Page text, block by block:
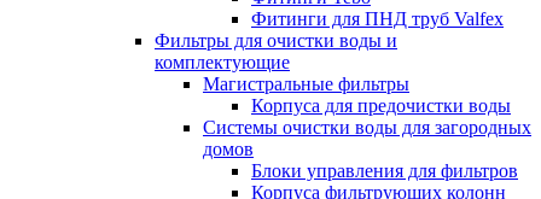
Фитинги для ПНД труб Valfex
Фильтры для очистки воды и
комплектующие
Магистральные фильтры
Корпуса для предочистки воды
Системы очистки воды для загородных
домов
Блоки управления для фильтров
Корпуса фильтрующих колонн